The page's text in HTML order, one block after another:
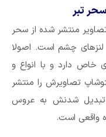
تبر
تصاویر منتشر شده از سحر
لنزهای چشم است. اصولا
خاص دارد و با انواع و
تصاویرش را منتشر
شدنش به عروس
واقعی است.